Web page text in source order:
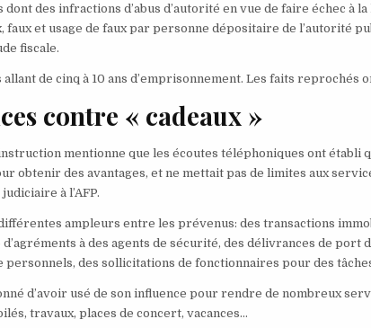
des infractions d’abus d’autorité en vue de faire échec à
faux et usage de faux par personne dépositaire de l’autorité
fiscale.
de cinq à 10 ans d’emprisonnement. Les faits reprochés
contre « cadeaux »
mentionne que les écoutes téléphoniques ont établi
obtenir des avantages, et ne mettait pas de limites aux
à l’AFP.
ampleurs entre les prévenus: des transactions
à des agents de sécurité, des délivrances de port
personnels, des sollicitations de fonctionnaires pour des
d’avoir usé de son influence pour rendre de nombreux
travaux, places de concert, vacances…